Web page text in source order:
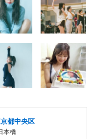
都中央区
本橋